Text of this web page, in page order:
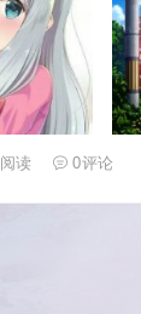
阅读 0评论